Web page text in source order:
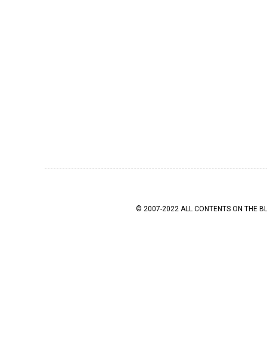
© 2007-2022 ALL CONTENTS ON THE